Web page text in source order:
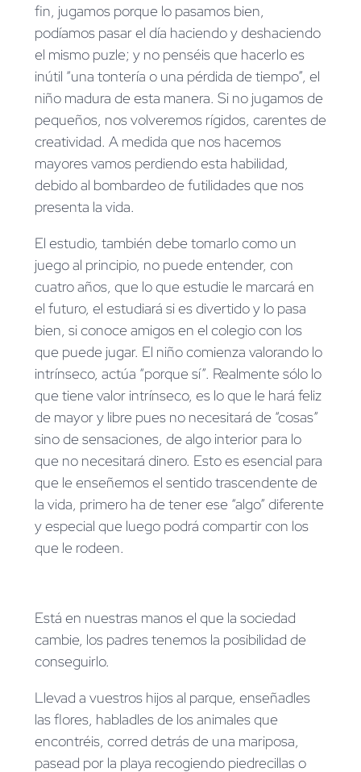
fin, jugamos porque lo pasamos bien,
podíamos pasar el día haciendo y deshaciendo
el mismo puzle; y no penséis que hacerlo es
inútil “una tontería o una pérdida de tiempo”, el
niño madura de esta manera. Si no jugamos de
pequeños, nos volveremos rígidos, carentes de
creatividad. A medida que nos hacemos
mayores vamos perdiendo esta habilidad,
debido al bombardeo de futilidades que nos
presenta la vida.
El estudio, también debe tomarlo como un
juego al principio, no puede entender, con
cuatro años, que lo que estudie le marcará en
el futuro, el estudiará si es divertido y lo pasa
bien, si conoce amigos en el colegio con los
que puede jugar. El niño comienza valorando lo
intrínseco, actúa “porque sí”. Realmente sólo lo
que tiene valor intrínseco, es lo que le hará feliz
de mayor y libre pues no necesitará de “cosas”
sino de sensaciones, de algo interior para lo
que no necesitará dinero. Esto es esencial para
que le enseñemos el sentido trascendente de
la vida, primero ha de tener ese “algo” diferente
y especial que luego podrá compartir con los
que le rodeen.
Está en nuestras manos el que la sociedad
cambie, los padres tenemos la posibilidad de
conseguirlo.
Llevad a vuestros hijos al parque, enseñadles
las flores, habladles de los animales que
encontréis, corred detrás de una mariposa,
pasead por la playa recogiendo piedrecillas o